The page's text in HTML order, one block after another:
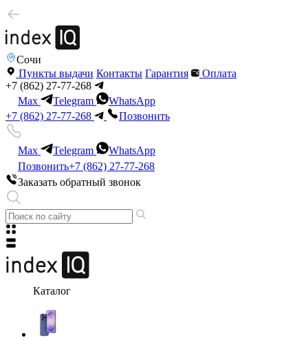
Сочи
Пункты выдачи Контакты Гарантия
Оплата
+7 (862) 27-77-268
Max
Telegram
WhatsApp
+7 (862) 27-77-268
Позвонить
Max Telegram
WhatsApp
Позвонить+7 (862) 27-77-268
Заказать обратный звонок
Каталог